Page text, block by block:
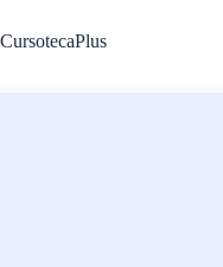
al
contenido
CursotecaPlus